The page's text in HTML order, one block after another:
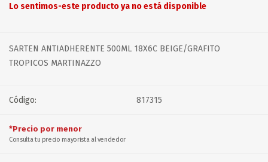
Lo sentimos-este producto ya no está disponible
SARTEN ANTIADHERENTE 500ML 18X6C BEIGE/GRAFITO
TROPICOS MARTINAZZO
Código: 817315
*Precio por menor
Consulta tu precio mayorista al vendedor